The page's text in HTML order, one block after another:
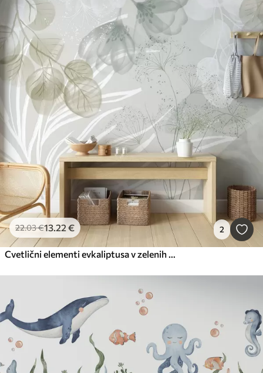
22.03€13.22 € 2
Cvetlični elementi evkaliptusa v zelenih in belih odtenkih s prekrivajočimi se listi in cvetnimi listi v minimalističnem slogu